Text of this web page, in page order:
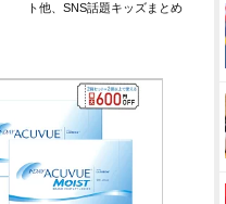
ト他、SNS話題キッズまとめ